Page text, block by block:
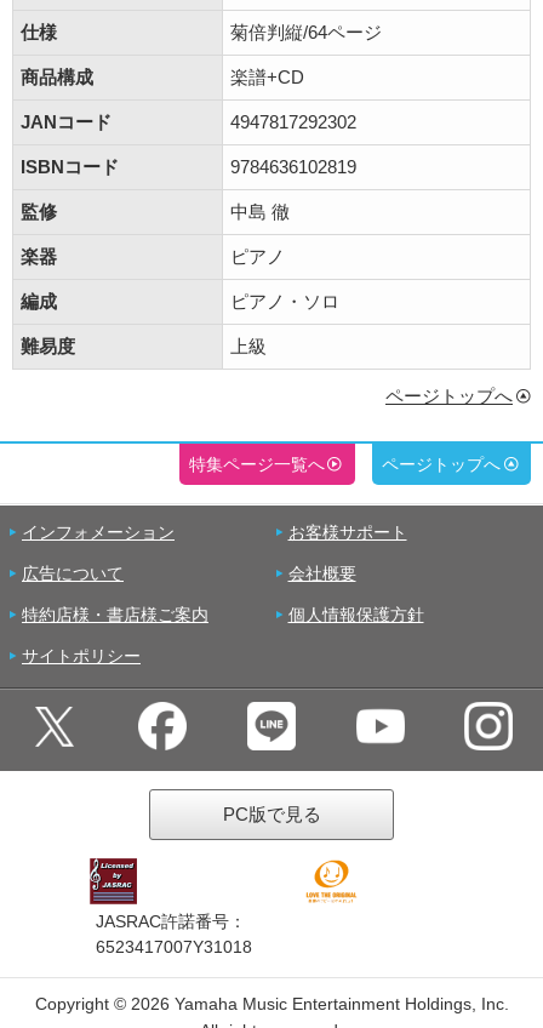
仕様 菊倍判縦/64ページ
商品構成 楽譜+CD
JANコード 4947817292302
ISBNコード 9784636102819
監修 中島 徹
楽器 ピアノ
編成 ピアノ・ソロ
難易度 上級
ページトップへ
特集ページ一覧へ ページトップへ
インフォメーション お客様サポート
広告について 会社概要
特約店様・書店様ご案内 個人情報保護方針
サイトポリシー
PC版で見る
JASRAC許諾番号：
6523417007Y31018
Copyright © 2026 Yamaha Music Entertainment Holdings, Inc.